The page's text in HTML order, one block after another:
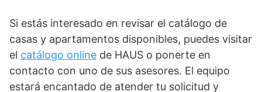
Si estás interesado en revisar el catálogo de
casas y apartamentos disponibles, puedes visitar
el catálogo online de HAUS o ponerte en
contacto con uno de sus asesores. El equipo
estará encantado de atender tu solicitud y